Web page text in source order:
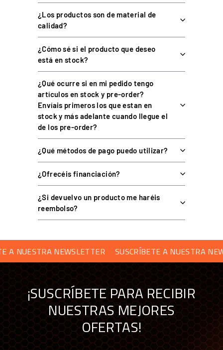
Compatible conbases Direct Drivede patrón 70 mm PCD de
cualquier marca. Incluye adaptador Quick Release 50/70 mm
con conexión USB de grado aviación y cable en espiral
desmontable; el Quick Release CDP para montaje directo en
bases Conspit Ares es opcional. Solo PC, con SimHub (plug &
play) y Conspit Link 2.0.
PREGUNTAS FRECUENTES
¿El MAX01 es compatible con SimHub?
¿Qué pantalla e iluminación tiene?
¿Qué controles incluye?
¿Con qué bases y sistema de montaje es
¿De qué materiales está hecho?
¿Cuánto pesa y qué diámetro tiene?
COMPRAR TU VOLANTE DE FÓRMULA EN
¿Los productos son de material de
calidad?
¿Cómo sé si el producto que deseo
está en stock?
¿Qué ocurre si en mi pedido tengo
artículos en stock y pre-order?
Envíais primeros los que estan en
stock y más adelante cuando llegue el
de los pre-order?
¿Qué métodos de pago puedo utilizar?
¿Ofrecéis financiación?
¿Si devuelvo un producto me haréis
reembolso?
NEWSLETTER SUSCRÍBETE A NUESTRA
¡SUSCRÍBETE PARA RECIBIR
NUESTRAS MEJORES
OFERTAS!